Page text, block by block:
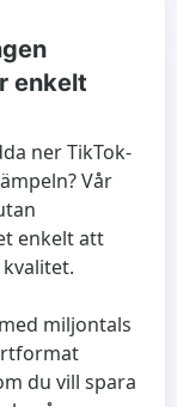
enkelt
ner TikTok-
Vår
enkelt att
miljontals
du vill spara